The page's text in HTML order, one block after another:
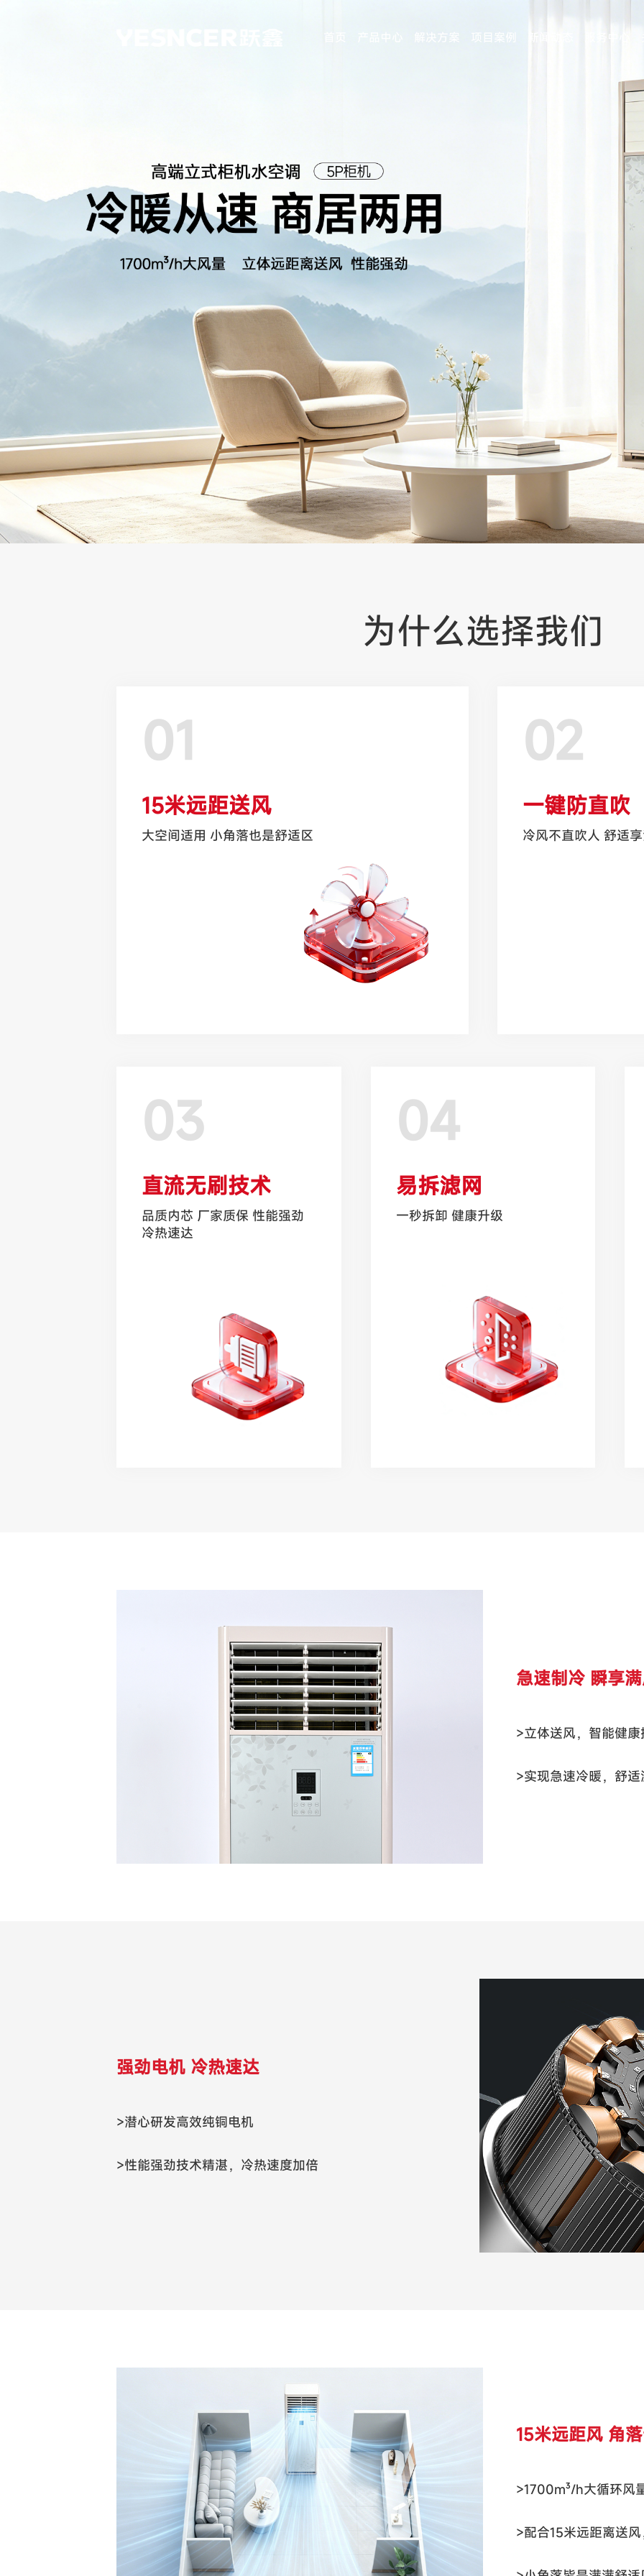
解决方案 项目案例 新闻动态 服务中心
为什么选择我们
01
15米远距送风
大空间适用 小角落也是舒适区
02
一键防直吹
冷风不直吹人 舒适
03
直流无刷技术
品质内芯 厂家质保 性能强劲
冷热速达
04
易拆滤网
一秒拆卸 健康升级
急速制冷 瞬享
>立体送风，智能健康
>实现急速冷暖，舒
强劲电机 冷热速达
>潜心研发高效纯铜电机
>性能强劲技术精湛，冷热速度加倍
15米远距风 角
>1700m³/h大循环风
>配合15米远距离送